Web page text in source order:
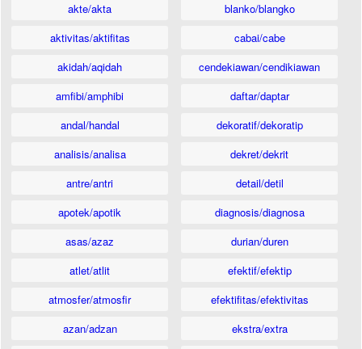
akte/akta
aktivitas/aktifitas
akidah/aqidah
amfibi/amphibi
andal/handal
analisis/analisa
antre/antri
apotek/apotik
asas/azaz
atlet/atlit
atmosfer/atmosfir
azan/adzan
blanko/blangko
cabai/cabe
cendekiawan/cendikiawan
daftar/daptar
dekoratif/dekoratip
dekret/dekrit
detail/detil
diagnosis/diagnosa
durian/duren
efektif/efektip
efektifitas/efektivitas
ekstra/extra